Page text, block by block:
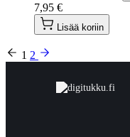
7,95 €
Lisää koriin
1 2